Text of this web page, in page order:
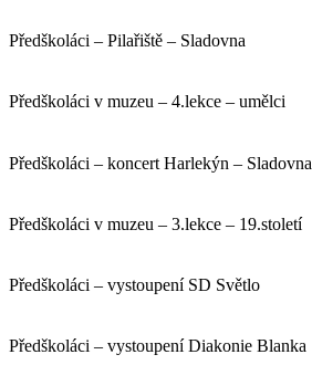
Předškoláci – Pilařiště – Sladovna
Předškoláci v muzeu – 4.lekce – umělci
Předškoláci – koncert Harlekýn – Sladovna
Předškoláci v muzeu – 3.lekce – 19.století
Předškoláci – vystoupení SD Světlo
Předškoláci – vystoupení Diakonie Blanka